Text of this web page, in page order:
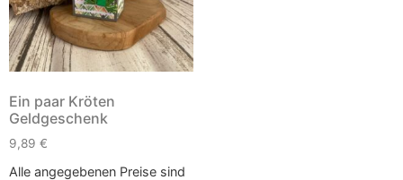
Ein paar Kröten
Geldgeschenk
9,89 €
Alle angegebenen Preise sind